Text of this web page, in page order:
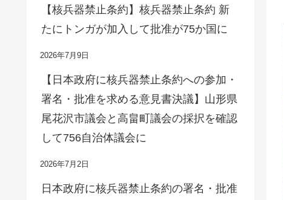
【核兵器禁止条約】核兵器禁止条約 新
たにトンガが加入して批准が75か国に
2026年7月9日
【日本政府に核兵器禁止条約への参加・
署名・批准を求める意見書決議】山形県
尾花沢市議会と高畠町議会の採択を確認
して756自治体議会に
2026年7月2日
日本政府に核兵器禁止条約の署名・批准